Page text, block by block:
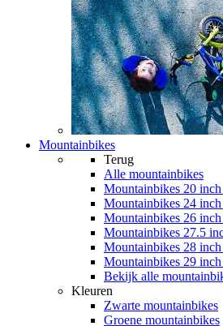
Mountainbikes
Terug
Alle mountainbikes
Mountainbikes 20
Mountainbikes 24
Mountainbikes 26
Mountainbikes 27.5
Mountainbikes 28 inch
Mountainbikes 29 inch
Bekijk alle
Kleuren
Zwarte mountainbikes
Groene mountainbikes